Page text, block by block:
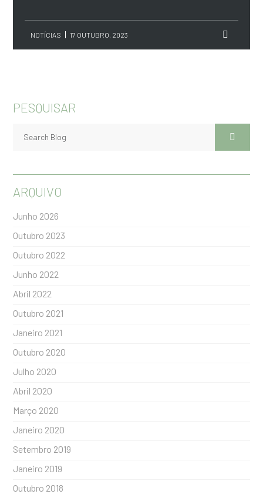
NOTÍCIAS 17 OUTUBRO, 2023
PESQUISAR
ARQUIVO
Junho 2026
Outubro 2023
Outubro 2022
Junho 2022
Abril 2022
Outubro 2021
Janeiro 2021
Outubro 2020
Julho 2020
Abril 2020
Março 2020
Janeiro 2020
Setembro 2019
Janeiro 2019
Outubro 2018